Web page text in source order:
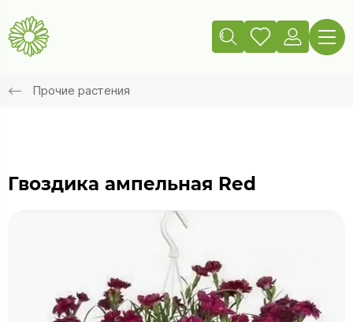
Прочие растения
Гвоздика ампельная Red